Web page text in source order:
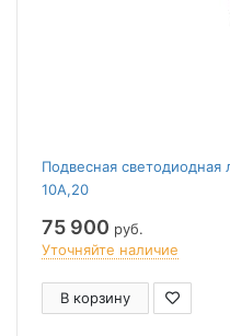
Подвесная
10A,20
75 900 руб.
Уточняйте наличие
В корзину